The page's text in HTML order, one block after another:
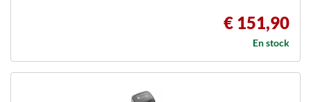
€ 151,90
En stock